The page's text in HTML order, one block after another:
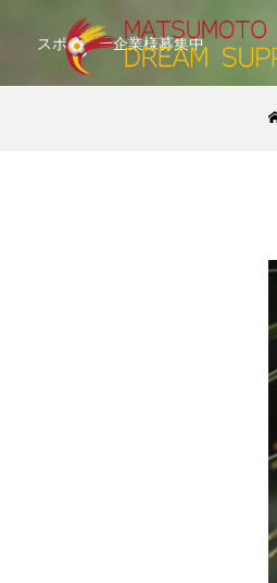
スポンサー企業様募集中